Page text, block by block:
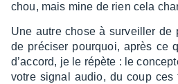
chou, mais mine de rien cela
Une autre chose à surveiller
de préci­ser pourquoi, après ce
d’ac­cord, je le répète : le
votre signal audio, du coup